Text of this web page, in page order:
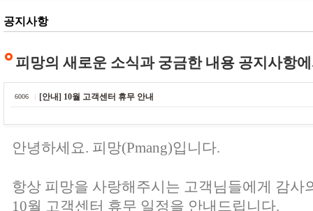
공지사항
피망의 새로운 소식과 궁금한 내용 공지사항
6006 [안내] 10월 고객센터 휴무 안내
안녕하세요. 피망(Pmang)입니다.
항상 피망을 사랑해주시는 고객님들에게 감사
10월 고객센터 휴무 일정을 안내드립니다.